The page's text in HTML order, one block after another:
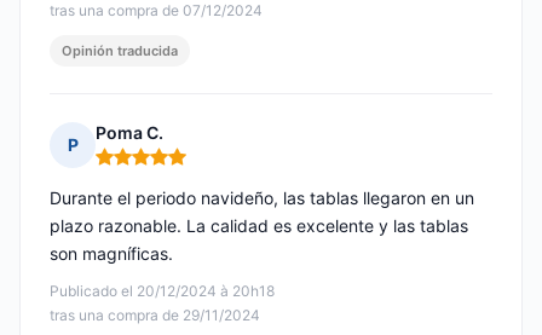
tras una compra de 07/12/2024
Opinión traducida
P
Poma C.
Nota: 5 de 5
Publicado el 20/12/2024 à 20h18
tras una compra de 29/11/2024
Durante el periodo navideño, las tablas llegaron en un
plazo razonable. La calidad es excelente y las tablas
son magníficas.